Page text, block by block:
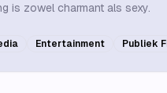
is zowel charmant als sexy.
Entertainment Publiek